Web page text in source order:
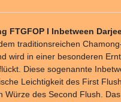
FTGFOP I Inbetween
traditionsreichen
wird in einer besonderen
Diese sogenannte
Leichtigkeit des First
Würze des Second Flush.